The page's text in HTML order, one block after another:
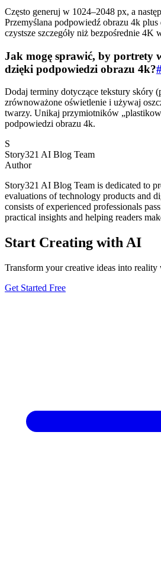
Często generuj w 1024–2048 px, a
Przemyślana podpowiedź obrazu 4k
czystsze szczegóły niż bezpośrednie 4K
Jak mogę sprawić, by portrety
dzięki podpowiedzi obrazu 4k?
Dodaj terminy dotyczące tekstury skóry
zrównoważone oświetlenie i używaj
twarzy. Unikaj przymiotników
podpowiedzi obrazu 4k.
S
Story321 AI Blog Team
Author
Story321 AI Blog Team is dedicated to
evaluations of technology products and
consists of experienced professionals
practical insights and helping readers
Start Creating with AI
Transform your creative ideas into
Get Started Free